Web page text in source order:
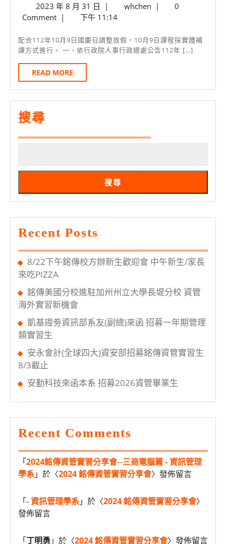
先
跑
期
10
月
9
放
假
老
日
補
課
2023 年 8 月 31 日 2023
年
月
31
| whchenwhchen
|
0
Comment | 下午 11:14
配合112年10月9日國慶日調整放假，10月9日課程採實體補
課方式進行。 一、依行政院人事行政總處公告112年 […]
READ MORE
MORE
搜尋
搜尋
Recent Posts
8/22下午銘傳校方辦新生歡迎會 中午新生/家長
來吃PIZZA
銘傳美國分校進駐加州州立大學長堤分校 資管
海外實習新機會
凱基證劵資訊部系友(副總)來函 招募一年期管理
類實習生
安永會計(全球四大)資安部招募銘傳資管實習生
8/3截止
安勤科技來函本系 招募2026資管畢業生
Recent Comments
「2024銘傳資管實習分享會─三商電腦篇 - 資訊管理
學系」於〈2024 銘傳資管實習分享會〉發佈留言
「- 資訊管理學系」於〈2024 銘傳資管實習分享會〉
發佈留言
「丁明勇 」於〈2024 銘傳資管實習分享會〉發佈留言